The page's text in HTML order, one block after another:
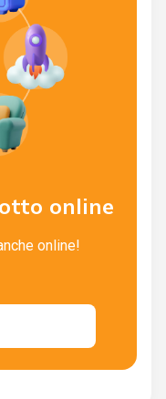
online
online!